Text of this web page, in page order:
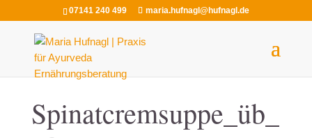
07141 240 499 maria.hufnagl@hufnagl.de
Spinatcremsuppe_üb_